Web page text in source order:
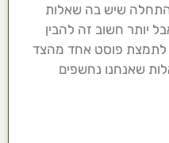
התחלה שיש בה שאלות
יותר חשוב זה להבין
לתמצת פוסט אחד מהצד
שאנחנו נחשפים